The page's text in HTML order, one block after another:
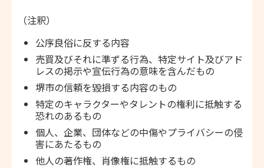
（注釈）
公序良俗に反する内容
売買及びそれに準ずる行為、特定サイト及びアド
レスの掲示や宣伝行為の意味を含んだもの
堺市の信頼を毀損する内容のもの
特定のキャラクターやタレントの権利に抵触する
恐れのあるもの
個人、企業、団体などの中傷やプライバシーの侵
害にあたるもの
他人の著作権、肖像権に抵触するもの